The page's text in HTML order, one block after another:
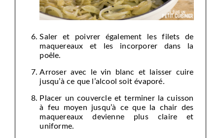
Saler et poivrer également les filets de
maquereaux et les incorporer dans la
poêle.
Arroser avec le vin blanc et laisser cuire
jusqu’à ce que l’alcool soit évaporé.
Placer un couvercle et terminer la cuisson
à feu moyen jusqu’à ce que la chair des
maquereaux devienne plus claire et
uniforme.